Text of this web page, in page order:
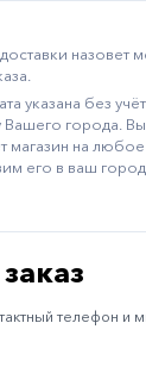
назовет
указана без
города.
магазин на
его в ваш город.
телефон и